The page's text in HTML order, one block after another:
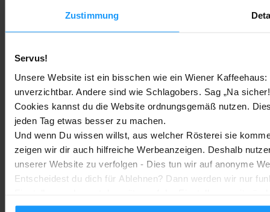
Zustimmung
Servus!
Unsere Website ist ein bisschen wie ein Wiener
unverzichtbar. Andere sind wie Schlagobers. Sag „Na
Cookies kannst du die Website ordnungsgemäß nutzen.
jeden Tag etwas besser zu machen.
Und wenn Du wissen willst, aus welcher Rösterei sie
zeigen wir dir auch hilfreiche Werbeanzeigen. Deshalb
unserer Website zu verfolgen - Dies tun wir auf anonyme
Entscheidest du dich für Ablehnen? Dann werden wir nur
Bestenlisten Marc
Kopfhörern
Trends & Technologien Marc - 2. August 2026
Homematic IP Kamera: Die neue Kamerafamilie im Überblick
Smarte Sicherheit Marc - 1. August 2026
MEHR LADEN